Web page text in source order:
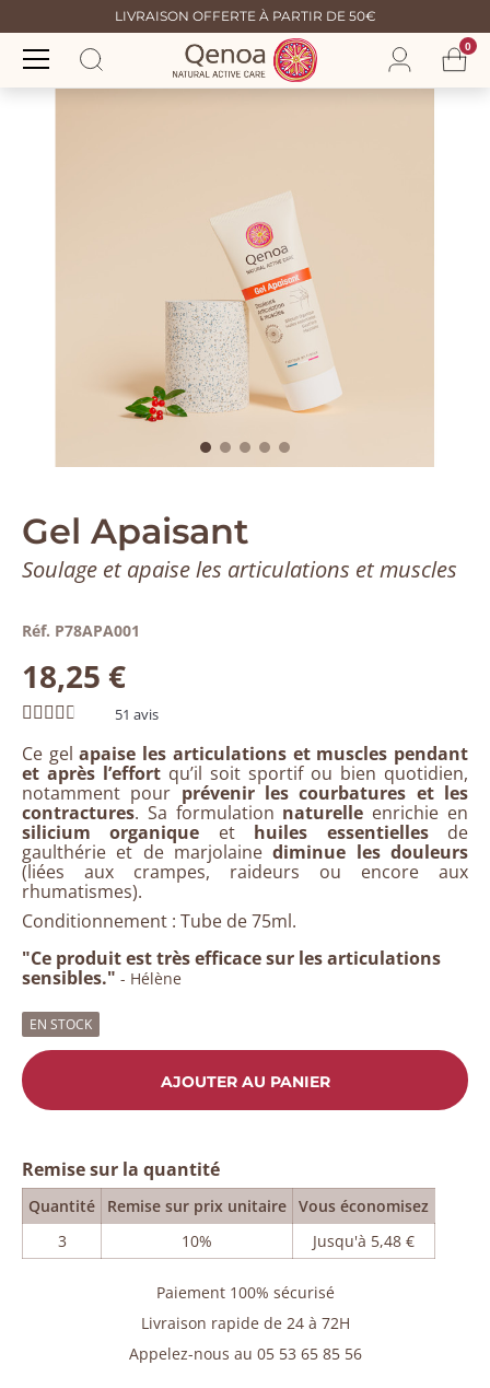
Gel Apaisant
Soulage et apaise les articulations et muscles
Réf. P78APA001
18,25 €
51 avis
Ce gelapaise les articulations et muscles pendant
et après l’effort qu’il soit sportif ou bien quotidien,
notamment pour prévenir les courbatures et les
contractures. Sa formulation naturelle enrichie en
silicium organique et huiles essentiellesde
gaulthérie et de marjolainediminue les douleurs
(liées aux crampes, raideurs ou encore aux
rhumatismes).
Conditionnement : Tube de 75ml.
"Ce produit est très efficace sur les articulations
sensibles." - Hélène
EN STOCK
AJOUTER AU PANIER
Remise sur la quantité
Quantité Remise sur prix unitaire Vous économisez
3
10% Jusqu'à 5,48 €
Paiement 100% sécurisé
Livraison rapide de 24 à 72H
Appelez-nous au 05 53 65 85 56
LIVRAISON OFFERTE À PARTIR DE 50€
0